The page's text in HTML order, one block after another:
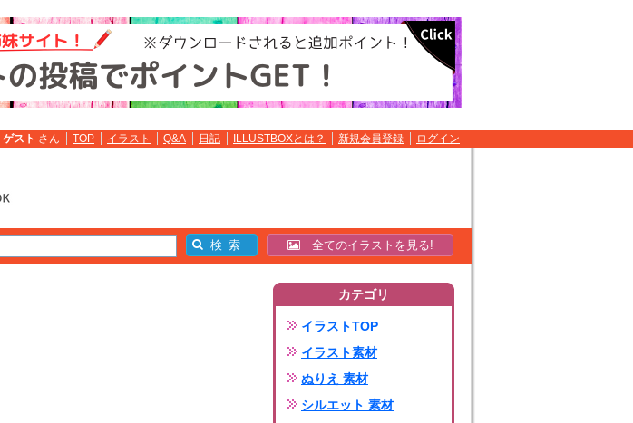
ゲスト さん TOP イラスト Q&A 日記 ILLUSTBOXとは？ 新規会員登録 ログイン
全てのイラストを見る!
カテゴリ
イラストTOP
イラスト素材
ぬりえ 素材
シルエット 素材